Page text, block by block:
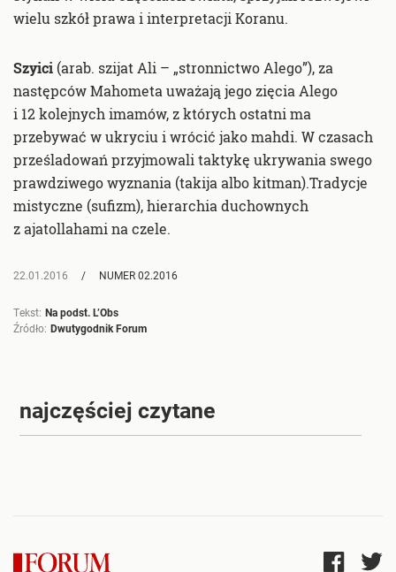
wielu szkół prawa i interpretacji Koranu.
Szyici (arab. szijat Ali – „stronnictwo Alego”), za
następców Mahometa uważają jego zięcia Alego
i 12 kolejnych imamów, z których ostatni ma
przebywać w ukryciu i wrócić jako mahdi. W czasach
prześladowań przyjmowali taktykę ukrywania swego
prawdziwego wyznania (takija albo kitman).Tradycje
mistyczne (sufizm), hierarchia duchownych
z ajatollahami na czele.
22.01.2016 NUMER 02.2016
Tekst: Na podst. L’Obs
Źródło: Dwutygodnik Forum
najczęściej czytane